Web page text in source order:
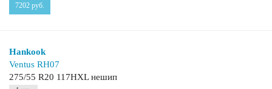
7202 руб.
Hankook
Ventus RH07
275/55 R20 117HXL нешип